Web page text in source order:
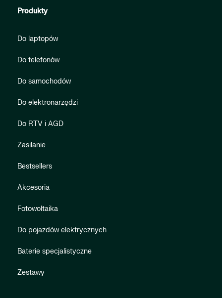
Produkty
Do laptopów
Do telefonów
Do samochodów
Do elektronarzędzi
Do RTV i AGD
Zasilanie
Bestsellers
Akcesoria
Fotowoltaika
Do pojazdów elektrycznych
Baterie specjalistyczne
Zestawy